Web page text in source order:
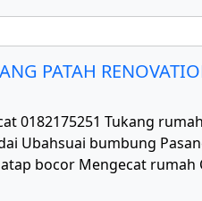
PATAH
0182175251 Tukang
Ubahsuai bumbung
bocor Mengecat rumah